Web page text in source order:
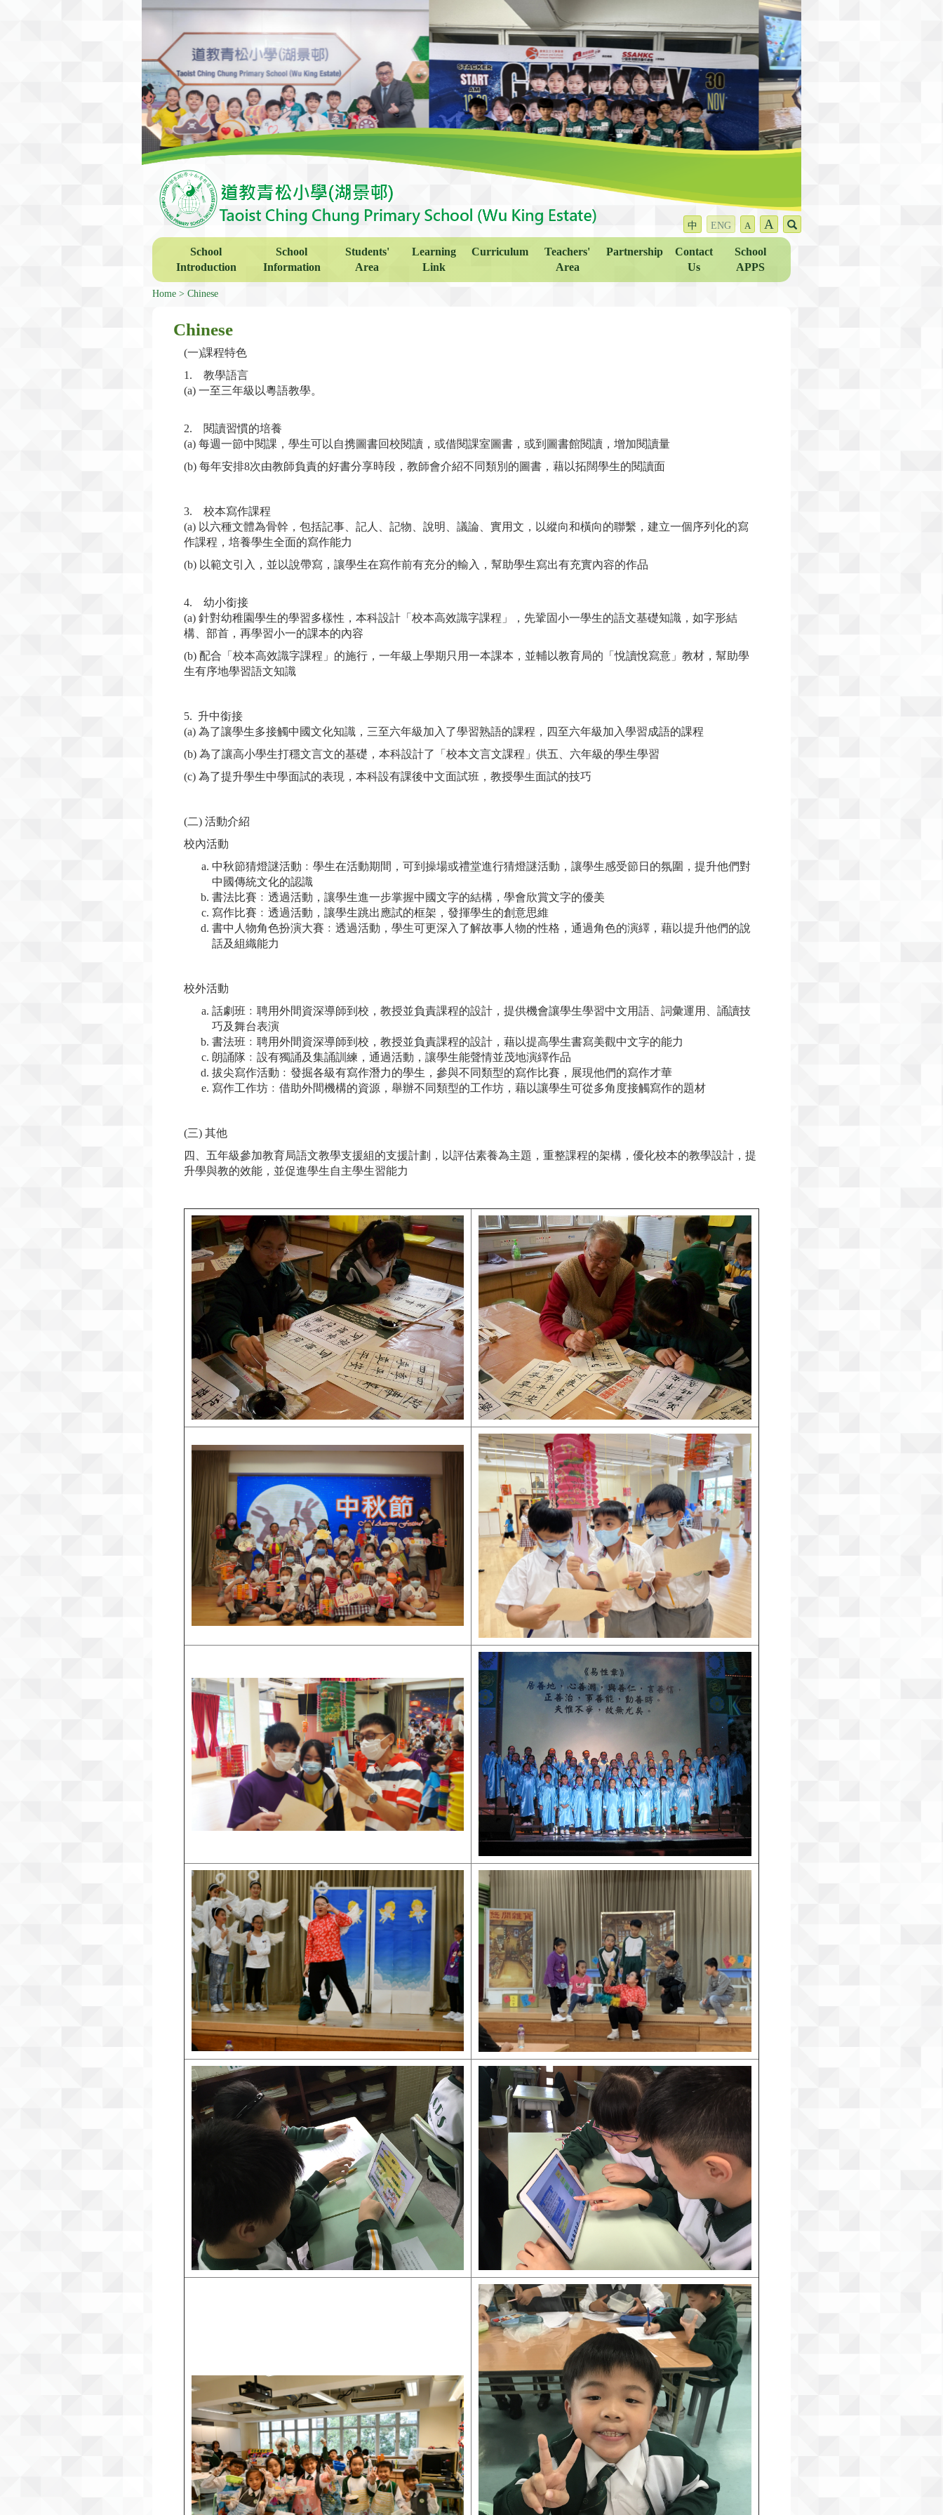
中 ENG A A
School
Introduction
School
Information
Students'
Area
Learning
Link
Curriculum
Teachers'
Area
Partnership
Contact
Us
School
APPS
Home Chinese
Chinese
(一)課程特色
1. 教學語言
(a) 一至三年級以粵語教學。
2. 閱讀習慣的培養
(a) 每週一節中閱課，學生可以自携圖書回校閱讀，或借閱課室圖書，或到圖書館閱讀，增加閱讀量
(b) 每年安排8次由教師負責的好書分享時段，教師會介紹不同類別的圖書，藉以拓闊學生的閱讀面
3. 校本寫作課程
(a) 以六種文體為骨幹，包括記事、記人、記物、說明、議論、實用文，以縱向和橫向的聯繫，建立一個序列化的寫
作課程，培養學生全面的寫作能力
(b) 以範文引入，並以說帶寫，讓學生在寫作前有充分的輸入，幫助學生寫出有充實內容的作品
4. 幼小銜接
(a) 針對幼稚園學生的學習多樣性，本科設計「校本高效識字課程」，先鞏固小一學生的語文基礎知識，如字形結
構、部首，再學習小一的課本的內容
(b) 配合「校本高效識字課程」的施行，一年級上學期只用一本課本，並輔以教育局的「悅讀悅寫意」教材，幫助學
生有序地學習語文知識
5. 升中銜接
(a) 為了讓學生多接觸中國文化知識，三至六年級加入了學習熟語的課程，四至六年級加入學習成語的課程
(b) 為了讓高小學生打穩文言文的基礎，本科設計了「校本文言文課程」供五、六年級的學生學習
(c) 為了提升學生中學面試的表現，本科設有課後中文面試班，教授學生面試的技巧
(二) 活動介紹
校內活動
中秋節猜燈謎活動﹕學生在活動期間，可到操場或禮堂進行猜燈謎活動，讓學生感受節日的氛圍，提升他們對
中國傳統文化的認識
書法比賽﹕透過活動，讓學生進一步掌握中國文字的結構，學會欣賞文字的優美
寫作比賽﹕透過活動，讓學生跳出應試的框架，發揮學生的創意思維
書中人物角色扮演大賽﹕透過活動，學生可更深入了解故事人物的性格，通過角色的演繹，藉以提升他們的說
話及組織能力
校外活動
話劇班﹕聘用外間資深導師到校，教授並負責課程的設計，提供機會讓學生學習中文用語、詞彙運用、誦讀技
巧及舞台表演
書法班﹕聘用外間資深導師到校，教授並負責課程的設計，藉以提高學生書寫美觀中文字的能力
朗誦隊﹕設有獨誦及集誦訓練，通過活動，讓學生能聲情並茂地演繹作品
拔尖寫作活動﹕發掘各級有寫作潛力的學生，參與不同類型的寫作比賽，展現他們的寫作才華
寫作工作坊﹕借助外間機構的資源，舉辦不同類型的工作坊，藉以讓學生可從多角度接觸寫作的題材
(三) 其他
四、五年級參加教育局語文教學支援組的支援計劃，以評估素養為主題，重整課程的架構，優化校本的教學設計，提
升學與教的效能，並促進學生自主學生習能力